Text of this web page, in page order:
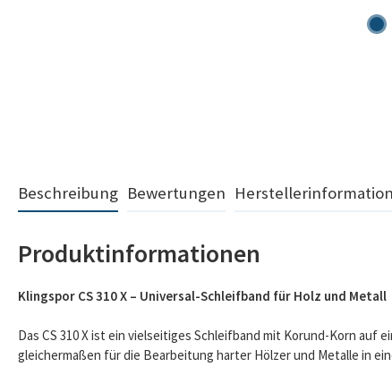
Beschreibung Bewertungen
Produktinformationen
Klingspor CS 310 X – Universal-Schleifband für Holz und Metall
Das CS 310 X ist ein vielseitiges Schleifband mit Korund-Korn
gleichermaßen für die Bearbeitung harter Hölzer und Metalle in